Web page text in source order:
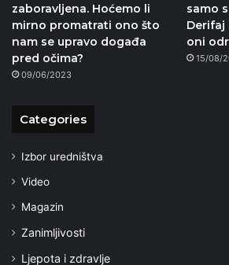
zaboravljena. Hoćemo li
mirno promatrati ono što
nam se upravo događa
pred očima?
09/06/2023
samo
Derifaj
oni
15/08/
Categories
Izbor uredništva
Video
Magazin
Zanimljivosti
Ljepota i zdravlje